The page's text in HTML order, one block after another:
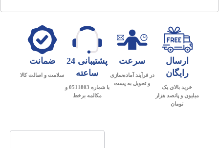
ارسال
رایگان
خرید بالای یک
میلیون و پانصد هزار
تومان
سرعت
در فرآیند آماده‌سازی
و تحویل به پست
پشتیبانی 24
ساعته
با شماره 0511803 و
مکالمه برخط
ضمانت
سلامت و اصالت کالا